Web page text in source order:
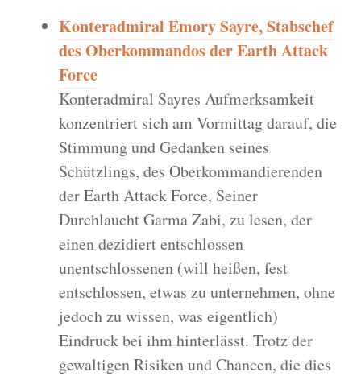
Konteradmiral Emory Sayre, Stabschef
des Oberkommandos der Earth Attack
Force
Konteradmiral Sayres Aufmerksamkeit
konzentriert sich am Vormittag darauf, die
Stimmung und Gedanken seines
Schützlings, des Oberkommandierenden
der Earth Attack Force, Seiner
Durchlaucht Garma Zabi, zu lesen, der
einen dezidiert entschlossen
unentschlossenen (will heißen, fest
entschlossen, etwas zu unternehmen, ohne
jedoch zu wissen, was eigentlich)
Eindruck bei ihm hinterlässt. Trotz der
gewaltigen Risiken und Chancen, die dies